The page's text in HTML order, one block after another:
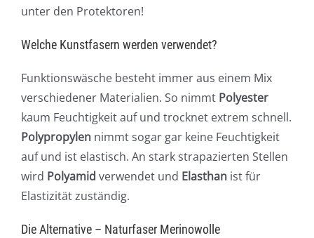
unter den Protektoren!
Welche Kunstfasern werden verwendet?
Funktionswäsche besteht immer aus einem Mix
verschiedener Materialien. So nimmt Polyester
kaum Feuchtigkeit auf und trocknet extrem schnell.
Polypropylen nimmt sogar gar keine Feuchtigkeit
auf und ist elastisch. An stark strapazierten Stellen
wird Polyamid verwendet und Elasthan ist für
Elastizität zuständig.
Die Alternative – Naturfaser Merinowolle